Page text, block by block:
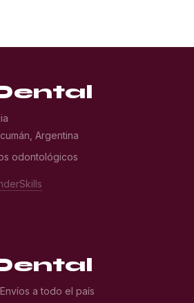
Argentina
odontológicos
a todo el país